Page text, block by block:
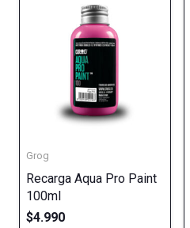
Grog
Recarga Aqua Pro Paint
100ml
$4.990